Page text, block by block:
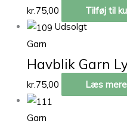
kr.75,00
Tilføj til
Udsolgt
Garn
Havblik Garn
kr.75,00 Læs mere
Garn